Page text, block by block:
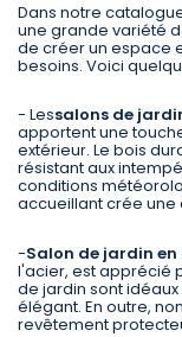
Dans notre
une grande variété
de créer un espace
besoins. Voici
- Lessalons de
apportent une
extérieur. Le bois
résistant aux
conditions
accueillant crée
-Salon de jardin
l'acier, est apprécié
de jardin sont
élégant. En outre,
revêtement